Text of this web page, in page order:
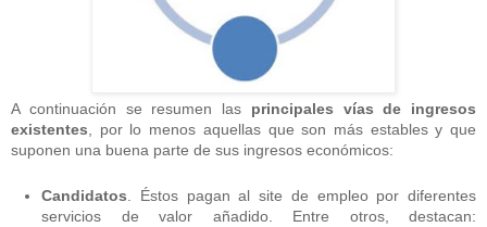
A continuación se resumen las principales vías de ingresos
existentes, por lo menos aquellas que son más estables y que
suponen una buena parte de sus ingresos económicos:
Candidatos. Éstos pagan al site de empleo por diferentes
servicios de valor añadido. Entre otros, destacan: